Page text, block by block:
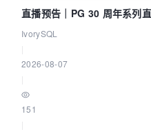
直播预告｜PG 30 周年系列
我们改得动吗？我们贡献了什
IvorySQL
2026-08-07
151